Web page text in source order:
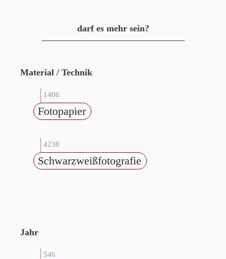
darf es mehr sein?
Material / Technik
1406
Fotopapier
4238
Schwarzweißfotografie
Jahr
546